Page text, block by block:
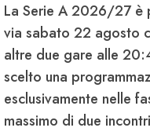
La Serie A 2026/27è
via sabato 22 agosto
altre due gare alle
scelto una
esclusivamente nelle
massimo di due